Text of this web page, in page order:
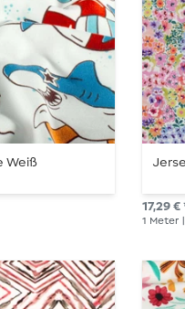
Weiß
17,29 €
1 Meter